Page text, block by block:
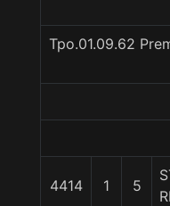
Tpo.01.09.62
4414 1 5